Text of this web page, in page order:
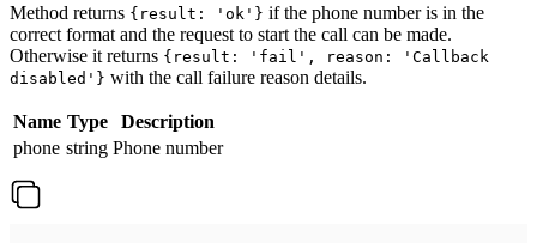
Method returns {result: 'ok'} if the phone number is in the
correct format and the request to start the call can be made.
Otherwise it returns {result: 'fail', reason: 'Callback
disabled'} with the call failure reason details.
Name Type
Description
phone string Phone number